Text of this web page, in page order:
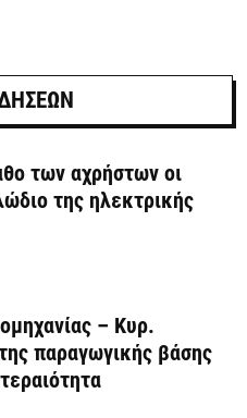
των αχρήστων οι
της ηλεκτρικής
– Κυρ.
παραγωγικής βάσης